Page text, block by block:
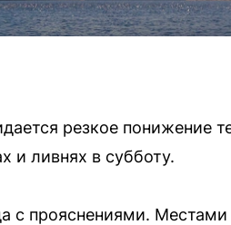
резкое понижение
и ливнях в субботу.
с прояснениями.